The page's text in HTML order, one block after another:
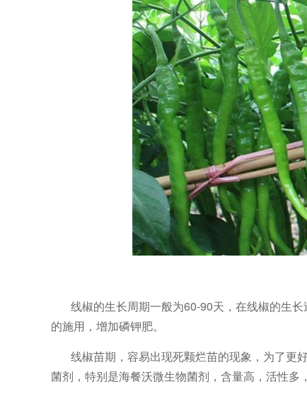
线椒的生长周期一般为60-90天，在线椒的生
的施用，增加磷钾肥。
线椒苗期，容易出现死颗烂苗的现象，为了更
菌剂，特别是海餐沃微生物菌剂 ，含量高，活性多